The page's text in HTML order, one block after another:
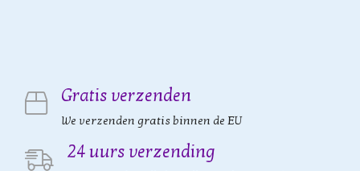
Gratis verzenden
We verzenden gratis binnen de EU
24 uurs verzending